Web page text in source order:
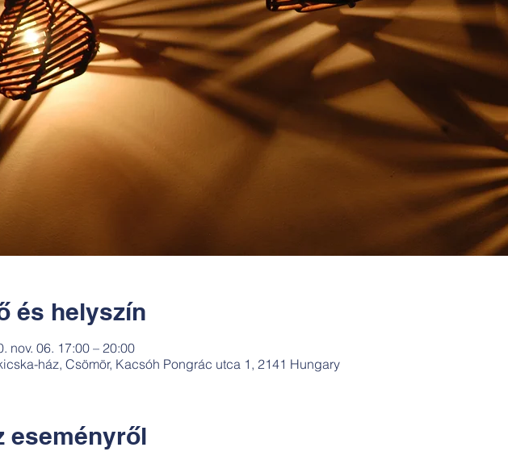
és helyszín
nov. 06. 17:00 – 20:00
ház, Csömör, Kacsóh Pongrác utca 1, 2141 Hungary
eseményről